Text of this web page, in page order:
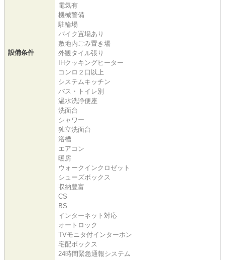
設備条件
電気有
機械警備
駐輪場
バイク置場あり
敷地内ごみ置き場
外観タイル張り
IHクッキングヒーター
コンロ２口以上
システムキッチン
バス・トイレ別
温水洗浄便座
洗面台
シャワー
独立洗面台
浴槽
エアコン
暖房
ウォークインクロゼット
シューズボックス
収納豊富
CS
BS
インターネット対応
オートロック
TVモニタ付インターホン
宅配ボックス
24時間緊急通報システム